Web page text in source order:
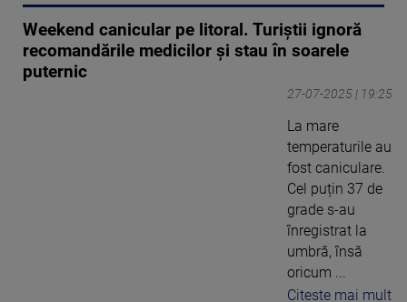
Weekend canicular pe litoral. Turiștii ignoră
recomandările medicilor și stau în soarele
puternic
27-07-2025 | 19:25
La mare
temperaturile au
fost caniculare.
Cel puțin 37 de
grade s-au
înregistrat la
umbră, însă
oricum ...
Citeste mai mult